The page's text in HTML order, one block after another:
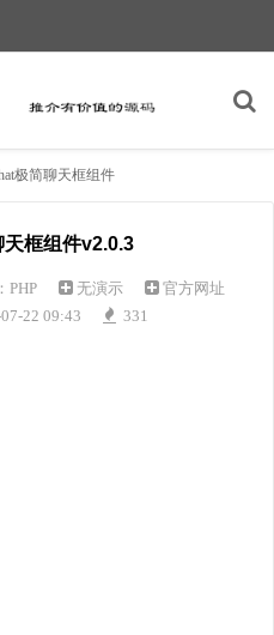
极简聊天框组件
框组件v2.0.3
PHP 无演示
官方网址
22 09:43 331